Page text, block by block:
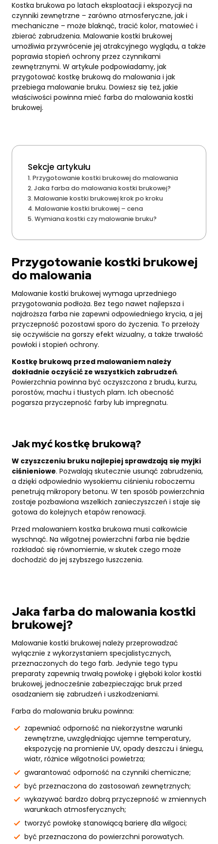
Kostka brukowa po latach eksploatacji i ekspozycji na
czynniki zewnętrzne – zarówno atmosferyczne, jak i
mechaniczne – może blaknąć, tracić kolor, matowieć i
zbierać zabrudzenia. Malowanie kostki brukowej
umożliwia przywrócenie jej atrakcyjnego wyglądu, a także
poprawia stopień ochrony przez czynnikami
zewnętrznymi. W artykule podpowiadamy, jak
przygotować kostkę brukową do malowania i jak
przebiega malowanie bruku. Dowiesz się też, jakie
właściwości powinna mieć farba do malowania kostki
brukowej.
Sekcje artykułu
Przygotowanie kostki brukowej do malowania
Jaka farba do malowania kostki brukowej?
Malowanie kostki brukowej krok po kroku
Malowanie kostki brukowej – cena
Wymiana kostki czy malowanie bruku?
Przygotowanie kostki brukowej
do malowania
Malowanie kostki brukowej wymaga uprzedniego
przygotowania podłoża. Bez tego nawet najlepsza i
najdroższa farba nie zapewni odpowiedniego krycia, a jej
przyczepność pozostawi sporo do życzenia. To przełoży
się oczywiście na gorszy efekt wizualny, a także trwałość
powłoki i stopień ochrony.
Kostkę brukową przed malowaniem należy
dokładnie oczyścić ze wszystkich zabrudzeń.
Powierzchnia powinna być oczyszczona z brudu, kurzu,
porostów, machu i tłustych plam. Ich obecność
pogarsza przyczepność farby lub impregnatu.
Jak myć kostkę brukową?
W czyszczeniu bruku najlepiej sprawdzają się myjki
ciśnieniowe. Pozwalają skutecznie usunąć zabrudzenia,
a dzięki odpowiednio wysokiemu ciśnieniu roboczemu
penetrują mikropory betonu. W ten sposób powierzchnia
zostaje pozbawiona wszelkich zanieczyszczeń i staje się
gotowa do kolejnych etapów renowacji.
Przed malowaniem kostka brukowa musi całkowicie
wyschnąć. Na wilgotnej powierzchni farba nie będzie
rozkładać się równomiernie, w skutek czego może
dochodzić do jej szybszego łuszczenia.
Jaka farba do malowania kostki
brukowej?
Malowanie kostki brukowej należy przeprowadzać
wyłącznie z wykorzystaniem specjalistycznych,
przeznaczonych do tego farb. Jedynie tego typu
preparaty zapewnią trwałą powłokę i głęboki kolor kostki
brukowej, jednocześnie zabezpieczając bruk przed
osadzaniem się zabrudzeń i uszkodzeniami.
Farba do malowania bruku powinna:
zapewniać odporność na niekorzystne warunki
zewnętrzne, uwzględniając ujemne temperatury,
ekspozycję na promienie UV, opady deszczu i śniegu,
wiatr, różnice wilgotności powietrza;
gwarantować odporność na czynniki chemiczne;
być przeznaczona do zastosowań zewnętrznych;
wykazywać bardzo dobrą przyczepność w zmiennych
warunkach atmosferycznych;
tworzyć powłokę stanowiącą barierę dla wilgoci;
być przeznaczona do powierzchni porowatych.